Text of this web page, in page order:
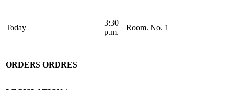
Today
3:30
p.m.
Room. No. 1
ORDERS ORDRES